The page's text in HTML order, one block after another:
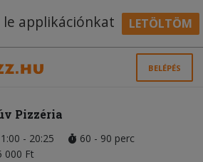
applikációnkat LETÖLTÖM
BELÉPÉS
Pizzéria
- 20:25
60 - 90 perc
000 Ft